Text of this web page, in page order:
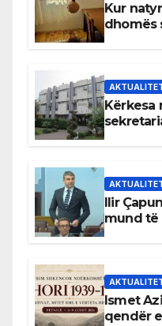
Kur
dhomës
Kërkesa
Ilir
mund të
Ismet
qendër